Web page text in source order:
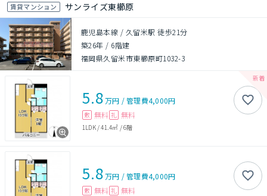
賃貸マンション サンライズ東櫛原
鹿児島本線 / 久留米駅 徒歩21分
築26年 / 6階建
福岡県久留米市東櫛原町1032-3
5.8万円 /管理費4,000円
敷 無料 礼 無料
1LDK/41.4㎡ /6階
5.8万円 /管理費4,000円
敷 無料 礼 無料